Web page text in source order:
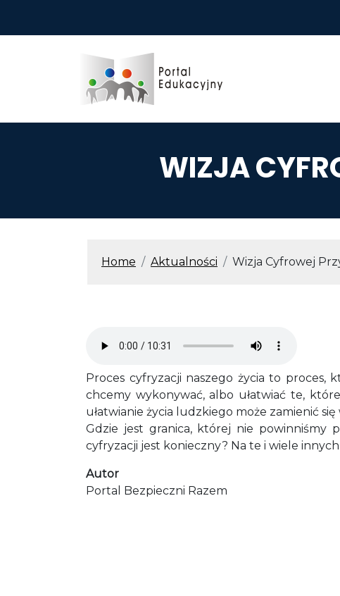
WIZJA
ŚCIEŻKA
Home Aktualności Wizja Cyfrowej
Proces cyfryzacji naszego życia to proces,
chcemy wykonywać, albo ułatwiać te,
ułatwianie życia ludzkiego może zamienić
Gdzie jest granica, której nie powinniśmy
cyfryzacji jest konieczny? Na te i wiele
Autor
Portal Bezpieczni Razem